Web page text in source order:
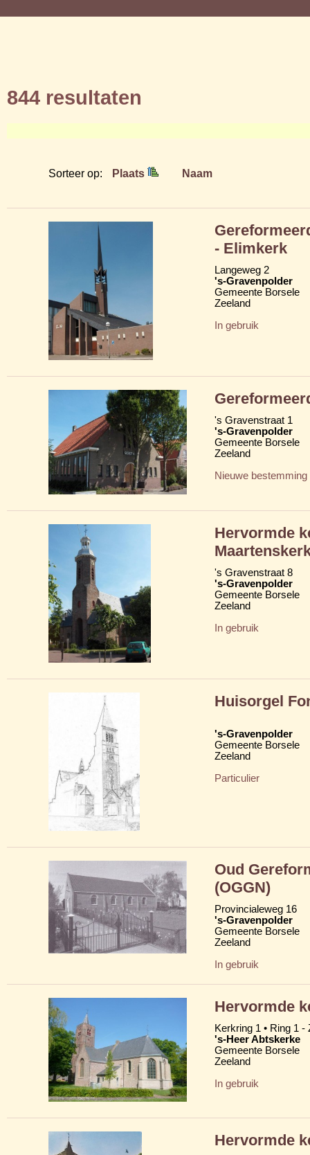
844 resultaten
Sorteer op: Plaats Naam
- Elimkerk
Langeweg 2
's-Gravenpolder
Gemeente Borsele
Zeeland
In gebruik
's Gravenstraat 1
's-Gravenpolder
Gemeente Borsele
Zeeland
Nieuwe bestemming
Hervormde
's Gravenstraat 8
's-Gravenpolder
Gemeente Borsele
Zeeland
In gebruik
Huisorgel
's-Gravenpolder
Gemeente Borsele
Zeeland
Particulier
Oud
(OGGN)
Provincialeweg 16
's-Gravenpolder
Gemeente Borsele
Zeeland
In gebruik
Hervormde
Kerkring 1 • Ring 1 -
's-Heer Abtskerke
Gemeente Borsele
Zeeland
In gebruik
Hervormde